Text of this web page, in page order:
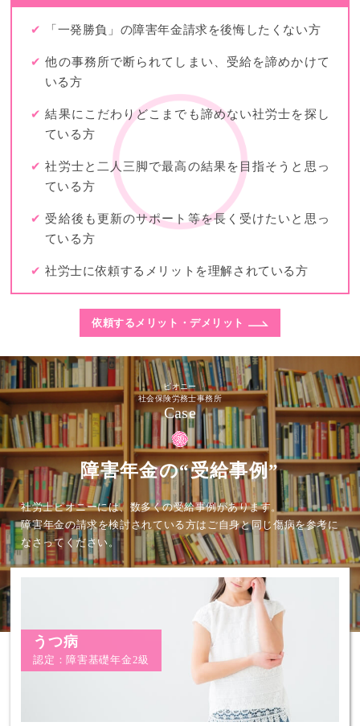
✔ 「一発勝負」の障害年金請求を後悔したくない方
✔ 他の事務所で断られてしまい、受給を諦めかけて
いる方
✔ 結果にこだわりどこまでも諦めない社労士を探し
ている方
✔ 社労士と二人三脚で最高の結果を目指そうと思っ
ている方
✔ 受給後も更新のサポート等を長く受けたいと思っ
ている方
✔ 社労士に依頼するメリットを理解されている方
依頼するメリット・デメリット
ピオニー
社会保険労務士事務所
Case
障害年金の“受給事例”
社労士ピオニーには、数多くの受給事例があります。
障害年金の請求を検討されている方はご自身と同じ傷病を参考に
なさってください。
うつ病
認定：障害基礎年金2級